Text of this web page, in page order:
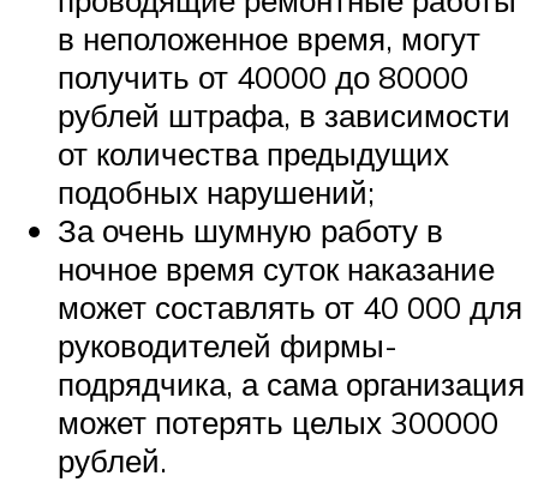
в неположенное время, могут
получить от 40000 до 80000
рублей штрафа, в зависимости
от количества предыдущих
подобных нарушений;
За очень шумную работу в
ночное время суток наказание
может составлять от 40 000 для
руководителей фирмы-
подрядчика, а сама организация
может потерять целых 300000
рублей.